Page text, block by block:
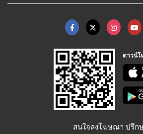
ดาวน์โ
สนใจลงโฆษณา ปรึก